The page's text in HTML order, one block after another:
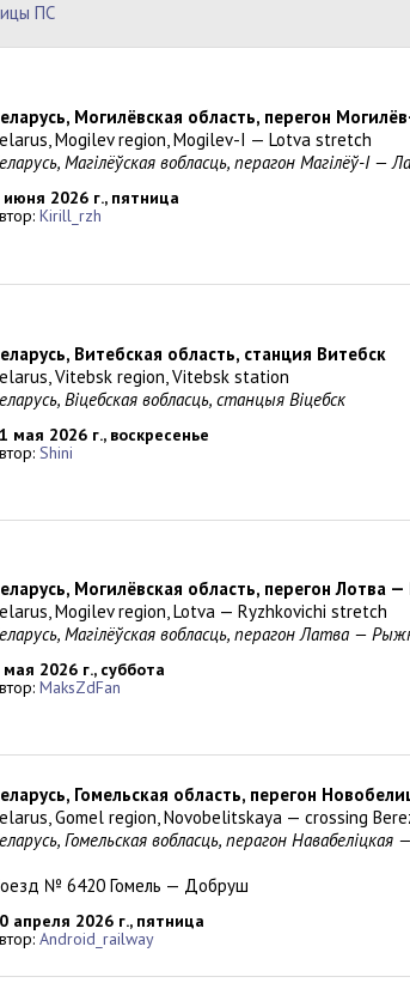
ПС
Могилёвская область, перегон
Mogilev region, Mogilev-I — Lotva stretch
Магілёўская вобласць, перагон Магілёў-I —
июня 2026 г., пятница
Kirill_rzh
Витебская область, станция Витебск
Vitebsk region, Vitebsk station
Віцебская вобласць, станцыя Віцебск
мая 2026 г., воскресенье
Shini
Могилёвская область, перегон Лотва
Mogilev region, Lotva — Ryzhkovichi stretch
Магілёўская вобласць, перагон Латва —
мая 2026 г., суббота
MaksZdFan
Гомельская область, перегон
Gomel region, Novobelitskaya — crossing
Гомельская вобласць, перагон Навабеліцкая
№ 6420 Гомель — Добруш
апреля 2026 г., пятница
Android_railway